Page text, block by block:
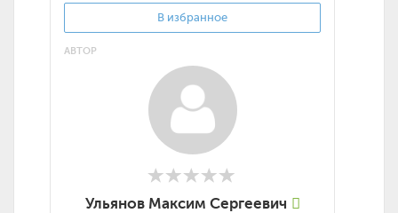
В избранное
АВТОР
Ульянов Максим Сергеевич